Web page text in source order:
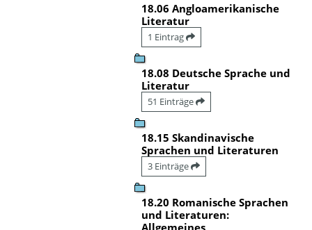
18.06 Angloamerikanische
Literatur
1 Eintrag
18.08 Deutsche Sprache und
Literatur
51 Einträge
18.15 Skandinavische
Sprachen und Literaturen
3 Einträge
18.20 Romanische Sprachen
und Literaturen:
Allgemeines